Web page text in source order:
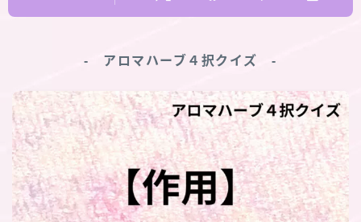
‐ アロマハーブ４択クイズ ‐